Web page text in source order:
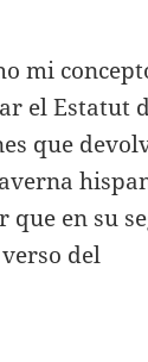
mi
el Estatut
que
en su
del